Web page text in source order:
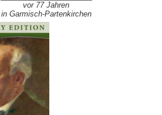
vor 77 Jahren
in Garmisch-Partenkirchen